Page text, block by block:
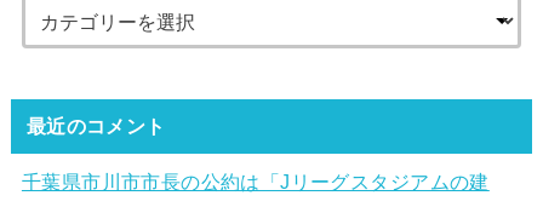
最近のコメント
千葉県市川市市長の公約は「Jリーグスタジアムの建